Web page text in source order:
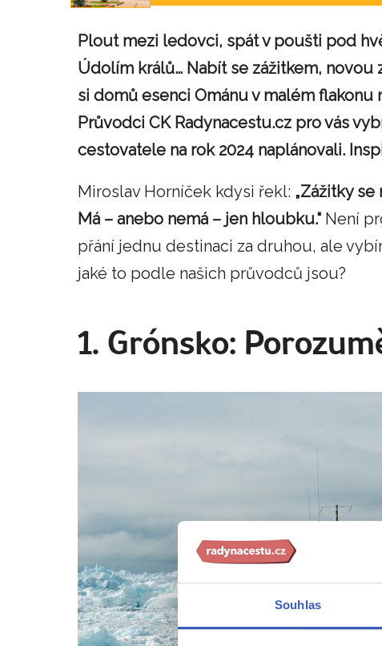
Souhlas
Plout mezi ledovci, spát v poušti pod
Údolím králů… Nabít se zážitkem,
si domů esenci Ománu v malém
Průvodci CK Radynacestu.cz pro vás
cestovatele na rok 2024 naplánovali.
Miroslav Horníček kdysi řekl: „Zážitky
Má – anebo nemá – jen hloubku.“ Není
přání jednu destinaci za druhou, ale
jaké to podle našich průvodců jsou?
1. Grónsko: